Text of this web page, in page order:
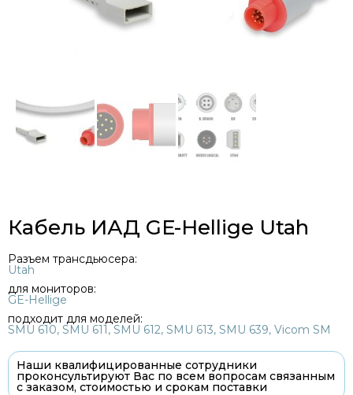
Кабель ИАД GE-Hellige Utah
Разъем трансдьюсера:
Utah
для мониторов:
GE-Hellige
подходит для моделей:
SMU 610, SMU 611, SMU 612, SMU 613, SMU 639, Vicom SM
Наши квалифицированные сотрудники
проконсультируют Вас по всем вопросам связанным
с заказом, стоимостью и срокам поставки